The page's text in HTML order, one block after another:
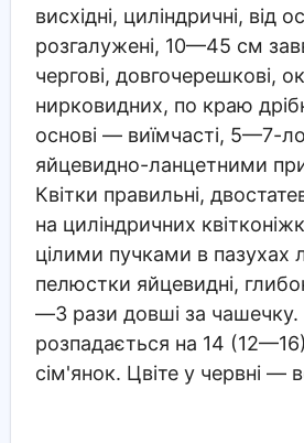
висхідні, циліндричні, від
розгалужені, 10—45 см
чергові, довгочерешкові,
нирковидних, по краю
основі — виїмчасті, 5—7-
яйцевидно-ланцетними
Квітки правильні,
на циліндричних
цілими пучками в пазухах
пелюстки яйцевидні,
—3 рази довші за чашечку.
розпадається на 14
сім'янок. Цвіте у червні —